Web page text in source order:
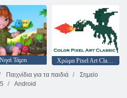
Νησί Τάμπι
Χρώμα Pixel Art Classic
Παιχνίδια για τα παιδιά
Σημείο
Android